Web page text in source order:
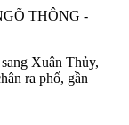
THÔNG -
Xuân Thủy,
ra phố, gần